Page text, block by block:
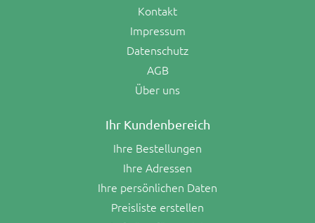
Kontakt
Impressum
Datenschutz
AGB
Über uns
Ihr Kundenbereich
Ihre Bestellungen
Ihre Adressen
Ihre persönlichen Daten
Preisliste erstellen